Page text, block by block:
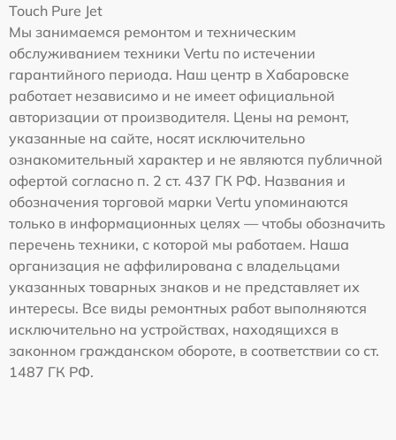
Touch Pure Jet
Мы занимаемся ремонтом и техническим
обслуживанием техники Vertu по истечении
гарантийного периода. Наш центр в Хабаровске
работает независимо и не имеет официальной
авторизации от производителя. Цены на ремонт,
указанные на сайте, носят исключительно
ознакомительный характер и не являются публичной
офертой согласно п. 2 ст. 437 ГК РФ. Названия и
обозначения торговой марки Vertu упоминаются
только в информационных целях — чтобы обозначить
перечень техники, с которой мы работаем. Наша
организация не аффилирована с владельцами
указанных товарных знаков и не представляет их
интересы. Все виды ремонтных работ выполняются
исключительно на устройствах, находящихся в
законном гражданском обороте, в соответствии со ст.
1487 ГК РФ.